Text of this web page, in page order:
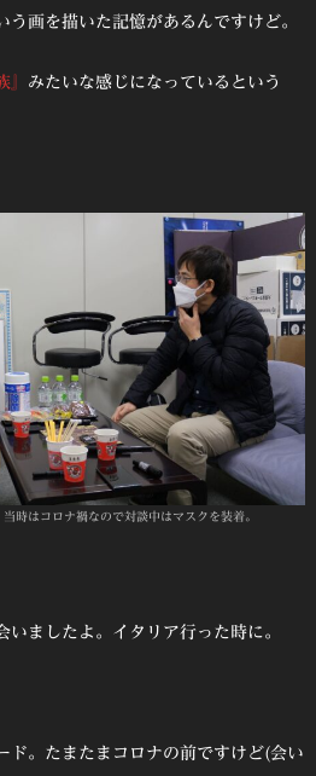
画を描いた記憶があるんですけど。
』 みたいな感じになっているという
時はコロナ禍なので対談中はマスクを装着。
いましたよ。イタリア行った時に。
。たまたまコロナの前ですけど(会い